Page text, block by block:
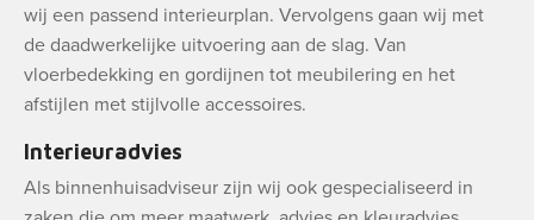
wij een passend interieurplan. Vervolgens gaan wij met
de daadwerkelijke uitvoering aan de slag. Van
vloerbedekking en gordijnen tot meubilering en het
afstijlen met stijlvolle accessoires.
Interieuradvies
Als binnenhuisadviseur zijn wij ook gespecialiseerd in